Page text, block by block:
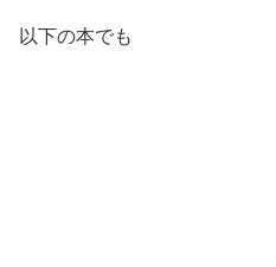
以下の本でも